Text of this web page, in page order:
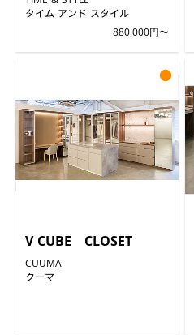
タイム アンド スタイル
880,000円〜
V CUBE CLOSET
CUUMA
クーマ
●